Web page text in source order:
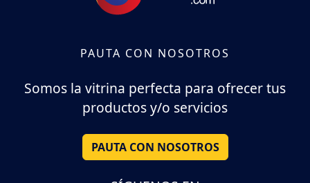
PAUTA CON NOSOTROS
Somos la vitrina perfecta para ofrecer tus
productos y/o servicios
PAUTA CON NOSOTROS